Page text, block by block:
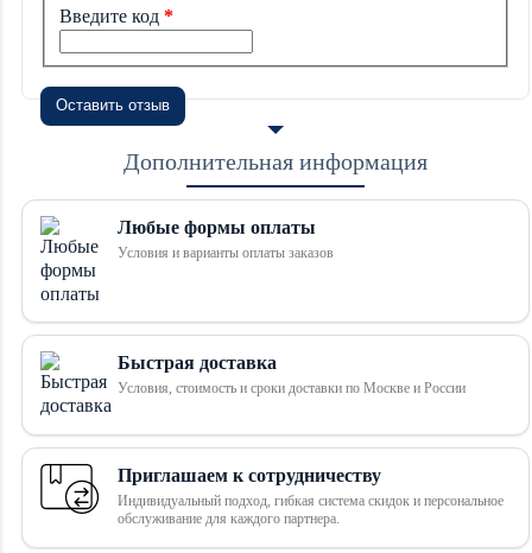
Введите код
Оставить отзыв
Дополнительная информация
Любые формы оплаты
Условия и варианты оплаты заказов
Быстрая доставка
Условия, стоимость и сроки доставки по Москве и России
Приглашаем к сотрудничеству
Индивидуальный подход, гибкая система скидок и персональное
обслуживание для каждого партнера.